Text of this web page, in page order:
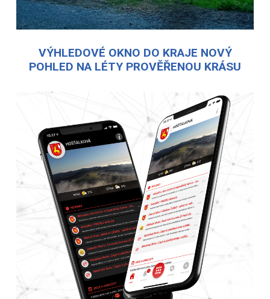
VÝHLEDOVÉ OKNO DO KRAJE NOVÝ
POHLED NA LÉTY PROVĚŘENOU KRÁSU